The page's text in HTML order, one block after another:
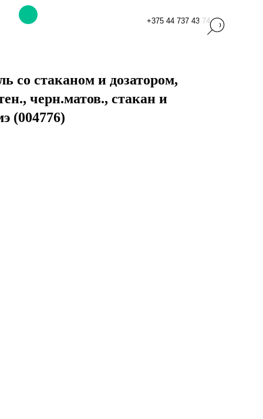
со стаканом и дозатором,
черн.матов., стакан и
(004776)